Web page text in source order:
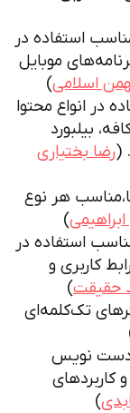
استفاده در
موبایل
اسلامی)
در انواع محتوا
بیلبورد
(رضا بختیاری‌
هر نوع
)
استفاده در
کاربری و
حقیقت)
تک‌کلمه‌ای
دست نویس
کاربردهای
)